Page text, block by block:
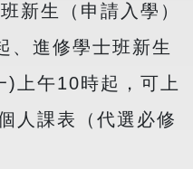
新生（申請入學）
、進修學士班新生
)上午10時起，可上
人課表（代選必修